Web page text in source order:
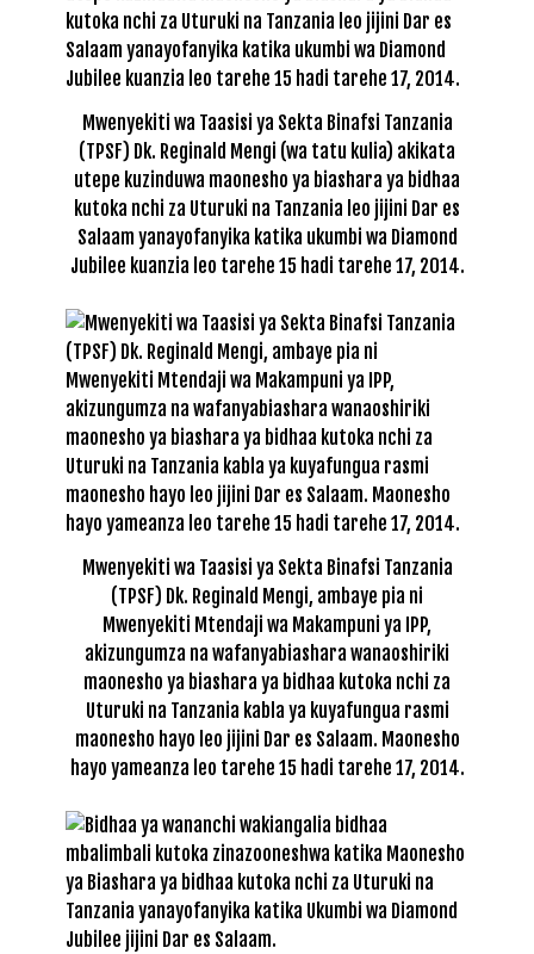
Mwenyekiti wa Taasisi ya Sekta Binafsi Tanzania
(TPSF) Dk. Reginald Mengi (wa tatu kulia) akikata
utepe kuzinduwa maonesho ya biashara ya bidhaa
kutoka nchi za Uturuki na Tanzania leo jijini Dar es
Salaam yanayofanyika katika ukumbi wa Diamond
Jubilee kuanzia leo tarehe 15 hadi tarehe 17, 2014.
Mwenyekiti wa Taasisi ya Sekta Binafsi Tanzania
(TPSF) Dk. Reginald Mengi, ambaye pia ni
Mwenyekiti Mtendaji wa Makampuni ya IPP,
akizungumza na wafanyabiashara wanaoshiriki
maonesho ya biashara ya bidhaa kutoka nchi za
Uturuki na Tanzania kabla ya kuyafungua rasmi
maonesho hayo leo jijini Dar es Salaam. Maonesho
hayo yameanza leo tarehe 15 hadi tarehe 17, 2014.